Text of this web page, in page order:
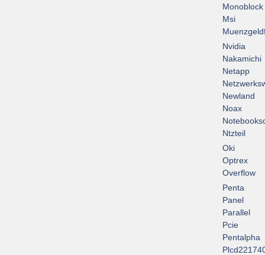
Monoblock
Msi
Nvidia
Nakamichi
Netapp
Newland
Noax
Ntzteil
Oki
Optrex
Overflow
Penta
Panel
Parallel
Pcie
Pentalpha